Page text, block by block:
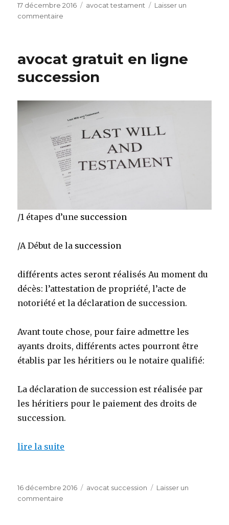
Publié
le
17 décembre 2016 Catégories
avocat testament
Laisser un
commentaire
authentique
avocat gratuit en ligne
succession
/1 étapes d’une succession
/A Début de la succession
différents actes seront réalisés Au moment du
décès: l’attestation de propriété, l’acte de
notoriété et la déclaration de succession.
Avant toute chose, pour faire admettre les
ayants droits, différents actes pourront être
établis par les héritiers ou le notaire qualifié:
La déclaration de succession est réalisée par
les héritiers pour le paiement des droits de
succession.
lire la suite
Publié
le
16 décembre 2016 Catégories
avocat succession
Laisser un
commentaire